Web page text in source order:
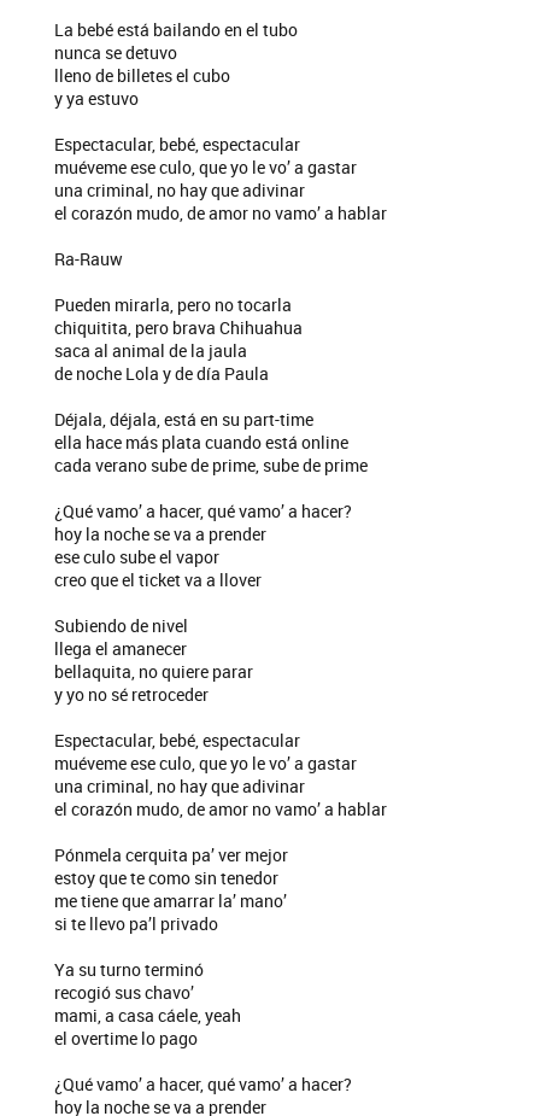
La bebé está bailando en el tubo
nunca se detuvo
lleno de billetes el cubo
y ya estuvo
Espectacular, bebé, espectacular
muéveme ese culo, que yo le vo’ a gastar
una criminal, no hay que adivinar
el corazón mudo, de amor no vamo’ a hablar
Ra-Rauw
Pueden mirarla, pero no tocarla
chiquitita, pero brava Chihuahua
saca al animal de la jaula
de noche Lola y de día Paula
Déjala, déjala, está en su part-time
ella hace más plata cuando está online
cada verano sube de prime, sube de prime
¿Qué vamo’ a hacer, qué vamo’ a hacer?
hoy la noche se va a prender
ese culo sube el vapor
creo que el ticket va a llover
Subiendo de nivel
llega el amanecer
bellaquita, no quiere parar
y yo no sé retroceder
Espectacular, bebé, espectacular
muéveme ese culo, que yo le vo’ a gastar
una criminal, no hay que adivinar
el corazón mudo, de amor no vamo’ a hablar
Pónmela cerquita pa’ ver mejor
estoy que te como sin tenedor
me tiene que amarrar la’ mano’
si te llevo pa’l privado
Ya su turno terminó
recogió sus chavo’
mami, a casa cáele, yeah
el overtime lo pago
¿Qué vamo’ a hacer, qué vamo’ a hacer?
hoy la noche se va a prender